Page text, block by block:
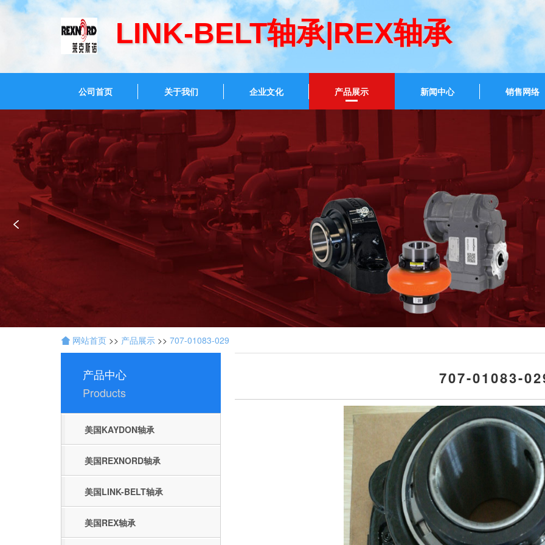
LINK-BELT轴承|REX轴承
公司首页 关于我们 企业文化 产品展示 新闻中心 销售网络
网站首页 >> 产品展示 >> 707-01083-029
产品中心
Products
美国KAYDON轴承
美国REXNORD轴承
美国LINK-BELT轴承
美国REX轴承
707-01083-
术
开